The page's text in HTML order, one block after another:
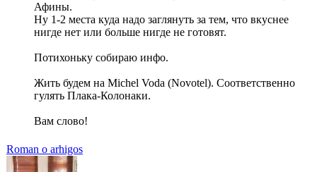
Афины.
Ну 1-2 места куда надо заглянуть за тем, что вкуснее
нигде нет или больше нигде не готовят.
Потихоньку собираю инфо.
Жить будем на Michel Voda (Novotel). Соответственно
гулять Плака-Колонаки.
Вам слово!
Roman o arhigos